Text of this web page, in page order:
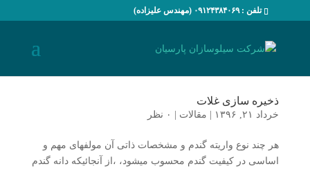
تلفن : ۰۹۱۲۴۳۸۴۰۶۹ (مهندس علیزاده)
ذخیره سازی غلات
خرداد ۲۱, ۱۳۹۶ مقالات ۰ نظر
هر چند نوع واریته گندم و مشخصات ذاتی آن مولفه­­­ای مهم و
اساسی در کیفیت گندم محسوب میشود، ،از آنجائیکه دانه گندم